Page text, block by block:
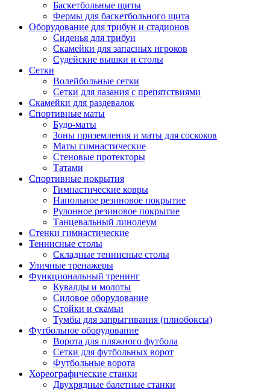
Баскетбольные щиты
Фермы для баскетбольного щита
Оборудование для трибун и стадионов
Сиденья для трибун
Скамейки для запасных игроков
Судейские вышки и столы
Сетки
Волейбольные сетки
Сетки для лазания с препятствиями
Скамейки для раздевалок
Спортивные маты
Будо-маты
Зоны приземления и маты для соскоков
Маты гимнастические
Стеновые протекторы
Татами
Спортивные покрытия
Гимнастические ковры
Напольное резиновое покрытие
Рулонное резиновое покрытие
Танцевальный линолеум
Стенки гимнастические
Теннисные столы
Складные теннисные столы
Уличные тренажеры
Функциональный тренинг
Кувалды и молоты
Силовое оборудование
Стойки и скамьи
Тумбы для запрыгивания (плиобоксы)
Футбольное оборудование
Ворота для пляжного футбола
Сетки для футбольных ворот
Футбольные ворота
Хореографические станки
Двухрядные балетные станки